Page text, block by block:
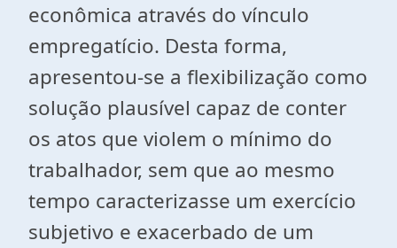
econômica através do vínculo
empregatício. Desta forma,
apresentou-se a flexibilização como
solução plausível capaz de conter
os atos que violem o mínimo do
trabalhador, sem que ao mesmo
tempo caracterizasse um exercício
subjetivo e exacerbado de um